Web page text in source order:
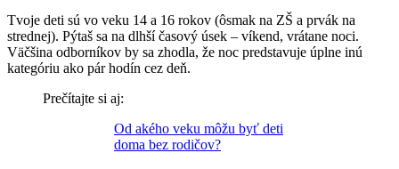
Tvoje deti sú vo veku 14 a 16 rokov (ôsmak na ZŠ a prvák na
strednej). Pýtaš sa na dlhší časový úsek – víkend, vrátane noci.
Väčšina odborníkov by sa zhodla, že noc predstavuje úplne inú
kategóriu ako pár hodín cez deň.
Prečítajte si aj:
Od akého veku môžu byť deti
doma bez rodičov?